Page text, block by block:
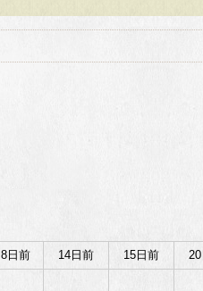
8日前 14日前 15日前